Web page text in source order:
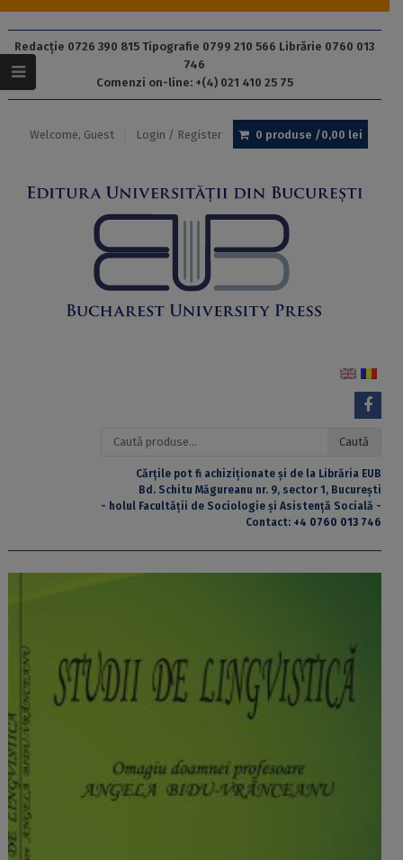
Redacție 0726 390 815 Tipografie 0799 210 566 Librărie 0760 013
746
Comenzi on-line: +(4) 021 410 25 75
Welcome, Guest Login / Register 0 produse /0,00 lei
Caută
Caută
Cărțile pot fi achiziționate și de la Librăria EUB
Bd. Schitu Măgureanu nr. 9, sector 1, București
- holul Facultății de Sociologie și Asistență Socială -
Contact: +4 0760 013 746